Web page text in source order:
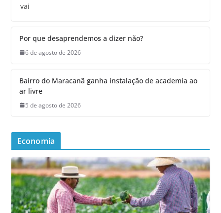
vai
Por que desaprendemos a dizer não?
6 de agosto de 2026
Bairro do Maracanã ganha instalação de academia ao
ar livre
5 de agosto de 2026
Economia